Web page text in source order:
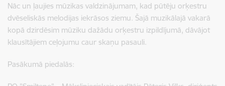
Nāc un ļaujies mūzikas valdzinājumam, kad pūtēju orķestru
dvēseliskās melodijas iekrāsos ziemu. Šajā muzikālajā vakarā
kopā dzirdēsim mūziku dažādu orķestru izpildījumā, dāvājot
klausītājiem ceļojumu caur skaņu pasauli.
Pasākumā piedalās: